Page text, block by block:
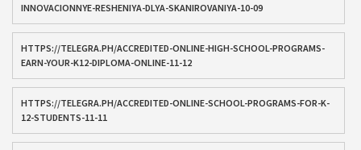
INNOVACIONNYE-RESHENIYA-DLYA-SKANIROVANIYA-10-09
HTTPS://TELEGRA.PH/ACCREDITED-ONLINE-HIGH-SCHOOL-PROGRAMS-
EARN-YOUR-K12-DIPLOMA-ONLINE-11-12
HTTPS://TELEGRA.PH/ACCREDITED-ONLINE-SCHOOL-PROGRAMS-FOR-K-
12-STUDENTS-11-11